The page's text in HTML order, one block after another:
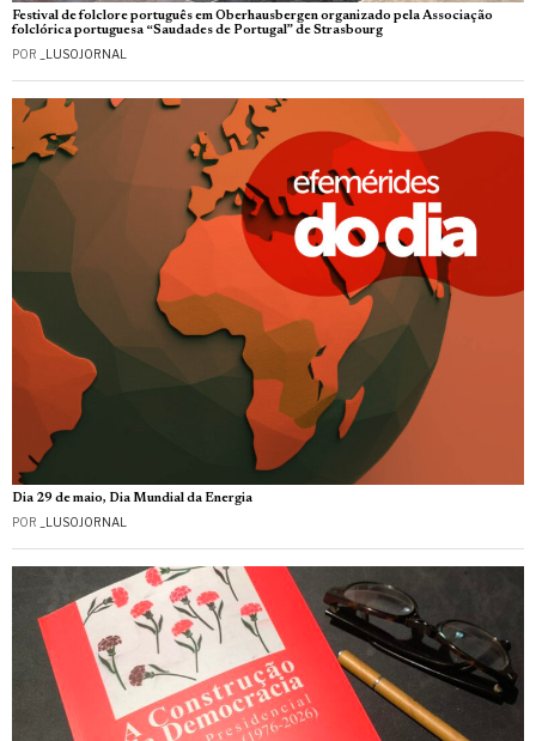
Festival de folclore português em Oberhausbergen organizado pela Associação
folclórica portuguesa “Saudades de Portugal” de Strasbourg
POR _LUSOJORNAL
Dia 29 de maio, Dia Mundial da Energia
POR _LUSOJORNAL